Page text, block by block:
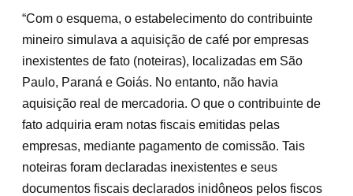
“Com o esquema, o estabelecimento do contribuinte
mineiro simulava a aquisição de café por empresas
inexistentes de fato (noteiras), localizadas em São
Paulo, Paraná e Goiás. No entanto, não havia
aquisição real de mercadoria. O que o contribuinte de
fato adquiria eram notas fiscais emitidas pelas
empresas, mediante pagamento de comissão. Tais
noteiras foram declaradas inexistentes e seus
documentos fiscais declarados inidôneos pelos fiscos